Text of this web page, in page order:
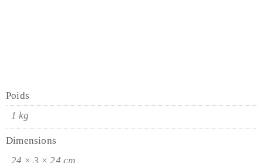
Poids
1 kg
Dimensions
24 × 3 × 24 cm